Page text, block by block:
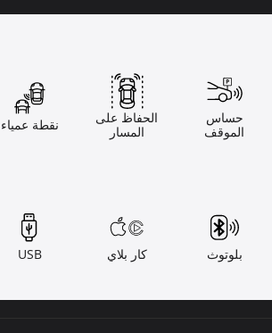
حساس
الموقف
الحفاظ على
المسار
نقطة عمياء
بلوتوث كار بلاي USB